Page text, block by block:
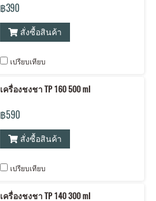
฿390
สั่งซื้อสินค้า
เปรียบเทียบ
เครื่องชงชา TP 160 500 ml
฿590
สั่งซื้อสินค้า
เปรียบเทียบ
เครื่องชงชา TP 140 300 ml